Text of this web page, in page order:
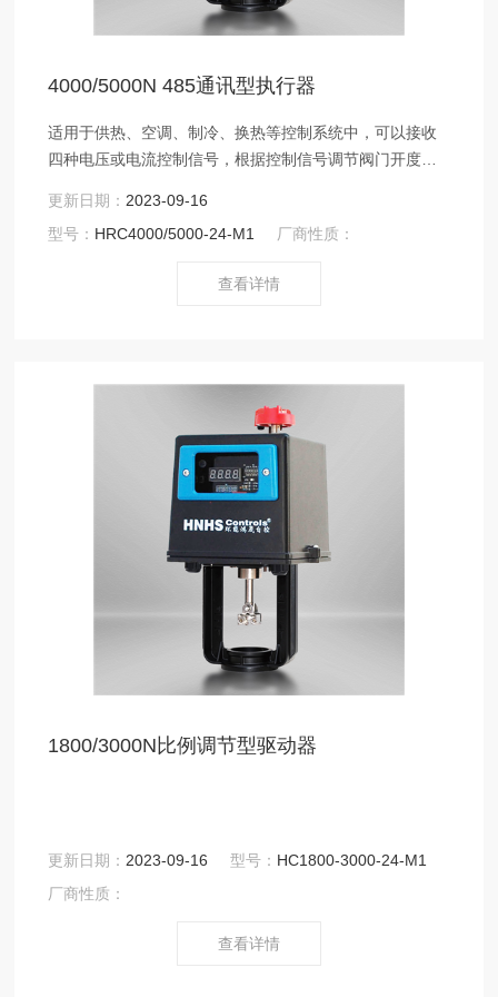
4000/5000N 485通讯型执行器
适用于供热、空调、制冷、换热等控制系统中，可以接收
四种电压或电流控制信号，根据控制信号调节阀门开度，
或压力等参数的目的。同时该电动驱动器也适用于化工、
石油、冶金、电力、轻工等行业生产过程中的自动控制。
更新日期： 2023-09-16
型号： HRC4000/5000-24-M1 厂商性质：
查看详情
1800/3000N比例调节型驱动器
更新日期： 2023-09-16 型号： HC1800-3000-24-M1
厂商性质：
查看详情